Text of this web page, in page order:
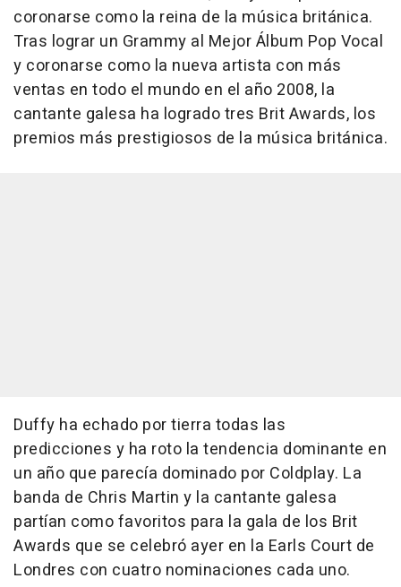
coronarse como la reina de la música británica.
Tras lograr un Grammy al Mejor Álbum Pop Vocal
y coronarse como la nueva artista con más
ventas en todo el mundo en el año 2008, la
cantante galesa ha logrado tres Brit Awards, los
premios más prestigiosos de la música británica.
Duffy ha echado por tierra todas las
predicciones y ha roto la tendencia dominante en
un año que parecía dominado por Coldplay. La
banda de Chris Martin y la cantante galesa
partían como favoritos para la gala de los Brit
Awards que se celebró ayer en la Earls Court de
Londres con cuatro nominaciones cada uno.